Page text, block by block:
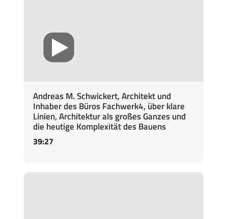
Andreas M. Schwickert, Architekt und
Inhaber des Büros Fachwerk4, über klare
Linien, Architektur als großes Ganzes und
die heutige Komplexität des Bauens
39:27